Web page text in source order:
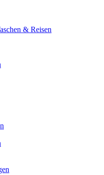
& Reisen